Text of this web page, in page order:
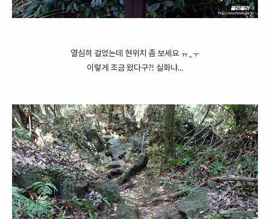
열심히 걸었는데 현위치 좀 보세요 ㅠ_ㅜ
이렇게 조금 왔다구?! 실화냐...